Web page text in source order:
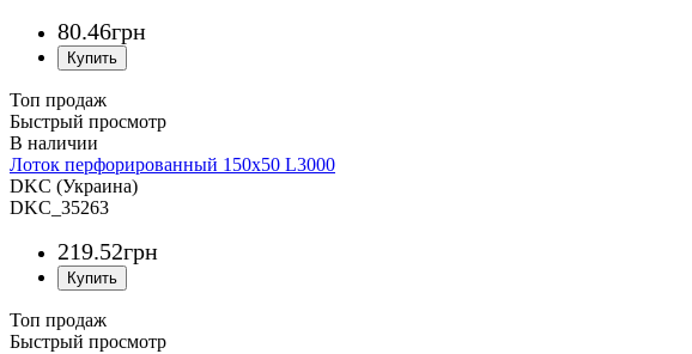
80.46грн
Топ продаж
Быстрый просмотр
Лоток перфорированный 150х50 L3000
DKC (Украина)
DKC_35263
219.52грн
Топ продаж
Быстрый просмотр